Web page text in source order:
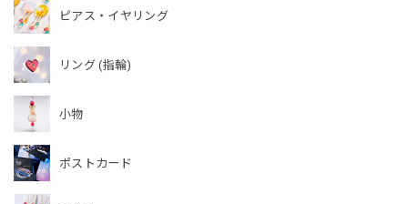
ピアス・イヤリング
リング (指輪)
小物
ポストカード